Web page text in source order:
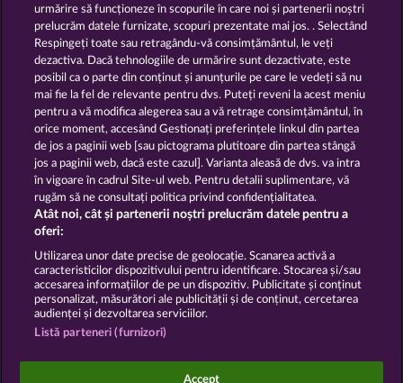
GOLDEN EI OF
MOORHUHN
FOREVER
DIAMONDS
Afișează toate jocurile
Termeni și condiții
Declarație de confidențialitate
Asistență tehnică Firmă
Trimite Cererea de Retragere
Jocurile din cazinoul de socializare au ca unic scop
urmărire să funcționeze în scopurile în care noi și partenerii noștri
prelucrăm datele furnizate, scopuri prezentate mai jos. . Selectând
Respingeți toate sau retragându-vă consimțământul, le veți
dezactiva. Dacă tehnologiile de urmărire sunt dezactivate, este
posibil ca o parte din conținut și anunțurile pe care le vedeți să nu
mai fie la fel de relevante pentru dvs. Puteți reveni la acest meniu
pentru a vă modifica alegerea sau a vă retrage consimțământul, în
orice moment, accesând Gestionați preferințele linkul din partea
de jos a paginii web [sau pictograma plutitoare din partea stângă
jos a paginii web, dacă este cazul]. Varianta aleasă de dvs. va intra
în vigoare în cadrul Site-ul web. Pentru detalii suplimentare, vă
rugăm să ne consultați politica privind confidențialitatea.
Atât noi, cât și partenerii noștri prelucrăm datele pentru a
oferi:
Utilizarea unor date precise de geolocație. Scanarea activă a
caracteristicilor dispozitivului pentru identificare. Stocarea și/sau
accesarea informațiilor de pe un dispozitiv. Publicitate și conținut
personalizat, măsurători ale publicității și de conținut, cercetarea
audienței și dezvoltarea serviciilor.
Listă parteneri (furnizori)
Accept